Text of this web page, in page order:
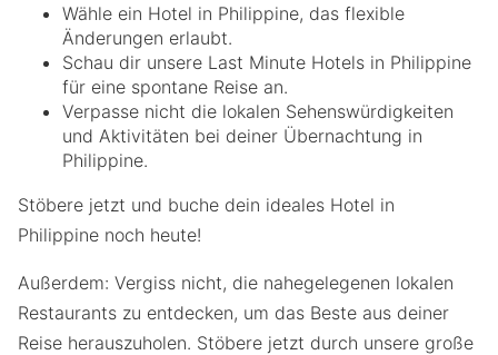
Wähle ein Hotel in Philippine, das flexible
Änderungen erlaubt.
Schau dir unsere Last Minute Hotels in Philippine
für eine spontane Reise an.
Verpasse nicht die lokalen Sehenswürdigkeiten
und Aktivitäten bei deiner Übernachtung in
Philippine.
Stöbere jetzt und buche dein ideales Hotel in
Philippine noch heute!
Außerdem: Vergiss nicht, die nahegelegenen lokalen
Restaurants zu entdecken, um das Beste aus deiner
Reise herauszuholen. Stöbere jetzt durch unsere große